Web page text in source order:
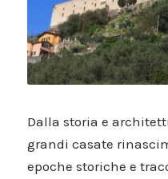
Dalla storia e
grandi casate
epoche storiche e